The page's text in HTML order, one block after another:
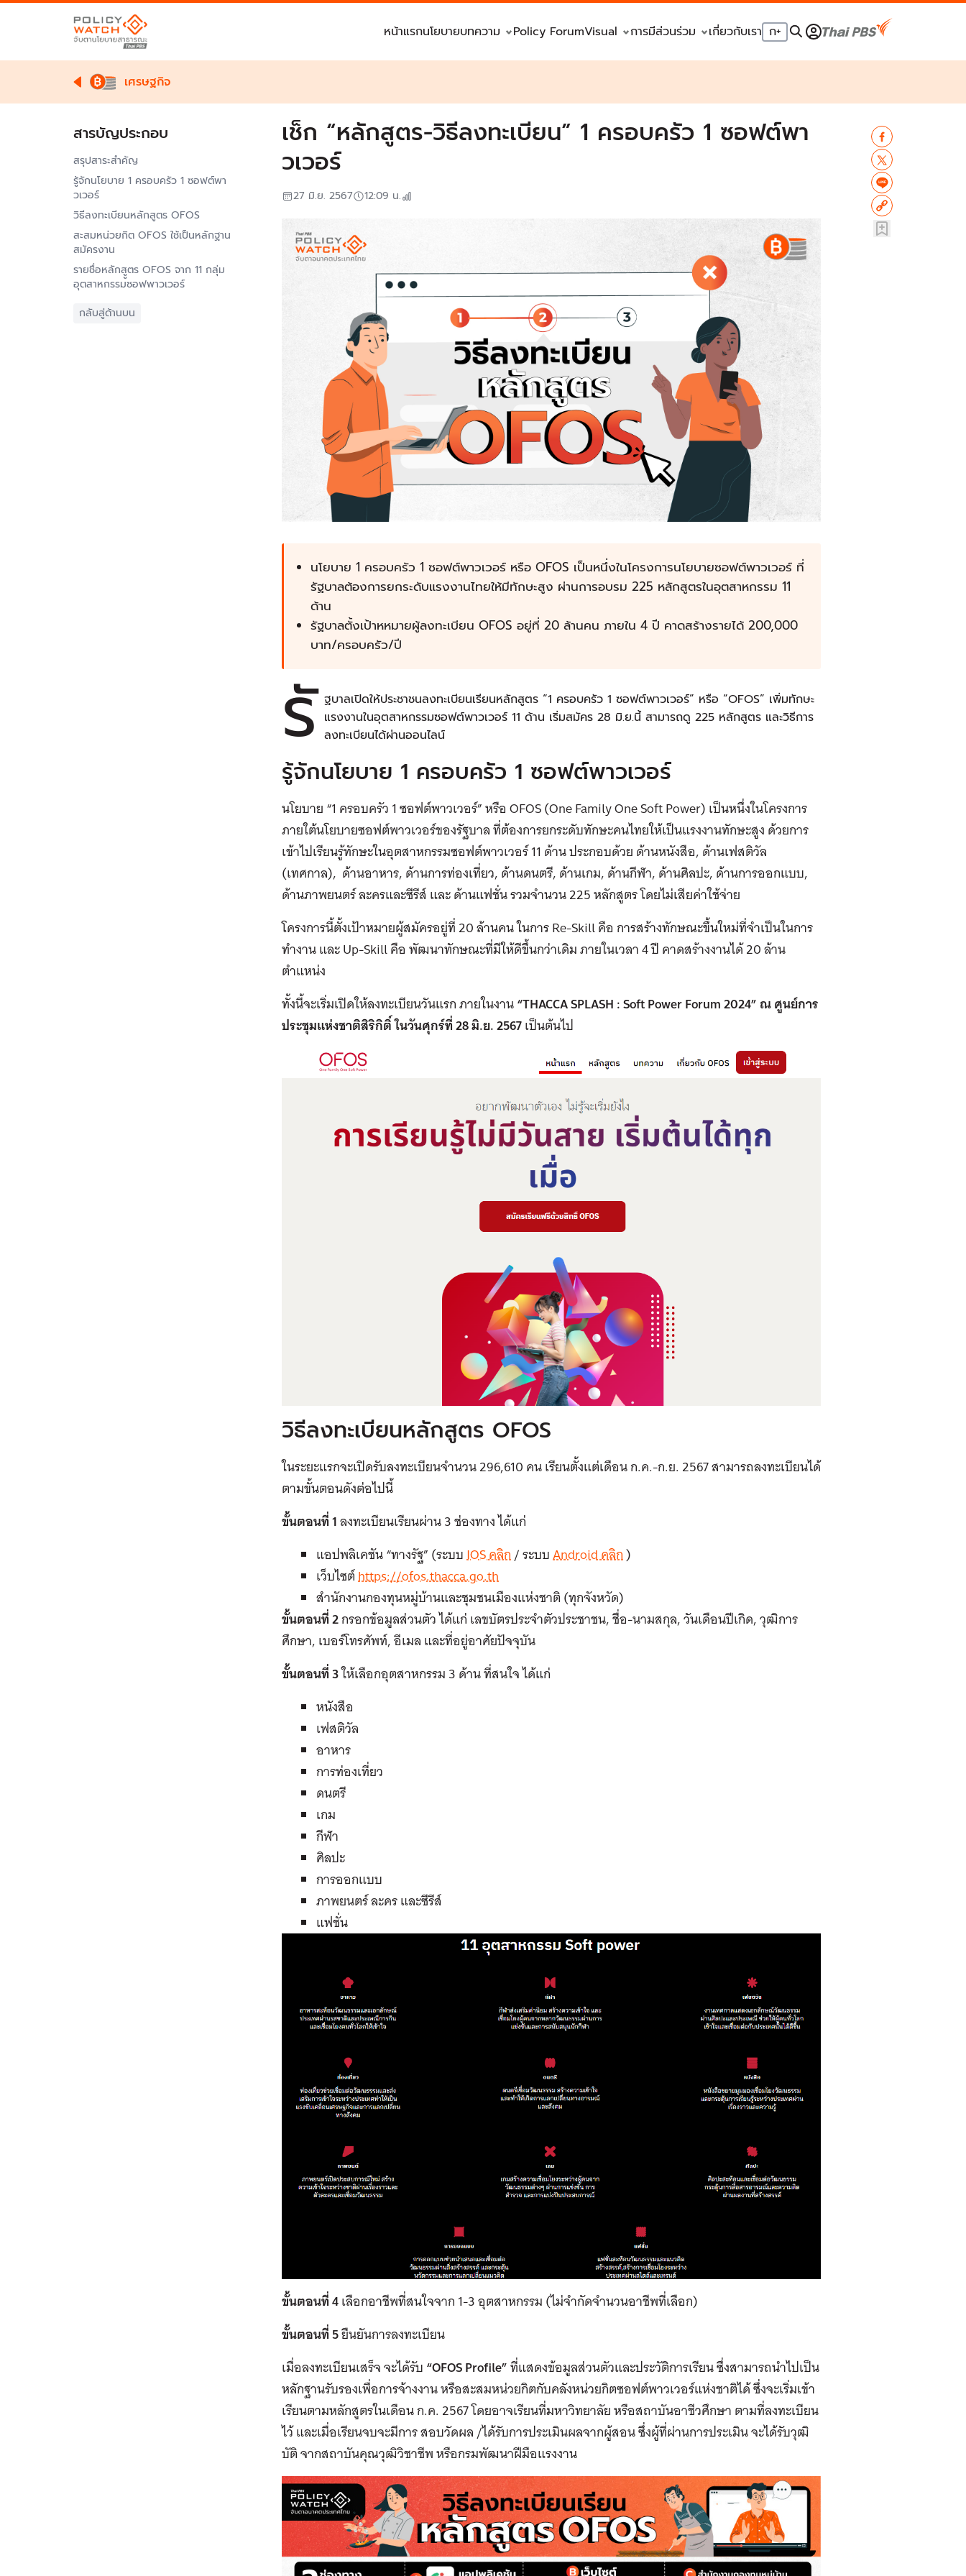
หน้าแรกนโยบายบทความ Policy ForumVisual การมีส่วนร่วม เกี่ยวกับเรา ก+
เศรษฐกิจ
สารบัญประกอบ
สรุปสาระสำคัญ
รู้จักนโยบาย 1 ครอบครัว 1 ซอฟต์พา
วเวอร์
วิธีลงทะเบียนหลักสูตร OFOS
สะสมหน่วยกิต OFOS ใช้เป็นหลักฐาน
สมัครงาน
รายชื่อหลักสููตร OFOS จาก 11 กลุ่ม
อุตสาหกรรมซอฟพาวเวอร์
กลับสู่ด้านบน
เช็ก “หลักสูตร-วิธีลงทะเบียน” 1 ครอบครัว 1 ซอฟต์พา
วเวอร์
27 มิ.ย. 2567 12:09 น.
นโยบาย 1 ครอบครัว 1 ซอฟต์พาวเวอร์ หรือ OFOS เป็นหนึ่งในโครงการนโยบายซอฟต์พาวเวอร์ ที่
รัฐบาลต้องการยกระดับแรงงานไทยให้มีทักษะสูง ผ่านการอบรม 225 หลักสูตรในอุตสาหกรรม 11
ด้าน
รัฐบาลตั้งเป้าหหมายผู้ลงทะเบียน OFOS อยู่ที่ 20 ล้านคน ภายใน 4 ปี คาดสร้างรายได้ 200,000
บาท/ครอบครัว/ปี
รั ฐบาลเปิดให้ประชาชนลงทะเบียนเรียนหลักสูตร “1 ครอบครัว 1 ซอฟต์พาวเวอร์” หรือ “OFOS” เพิ่มทักษะ
แรงงานในอุตสาหกรรมซอฟต์พาวเวอร์ 11 ด้าน เริ่มสมัคร 28 มิ.ย.นี้ สามารถดู 225 หลักสูตร และวิธีการ
ลงทะเบียนได้ผ่านออนไลน์
รู้จักนโยบาย 1 ครอบครัว 1 ซอฟต์พาวเวอร์
นโยบาย “1 ครอบครัว 1 ซอฟต์พาวเวอร์” หรือ OFOS (One Family One Soft Power) เป็นหนึ่งในโครงการ
ภายใต้นโยบายซอฟต์พาวเวอร์ของรัฐบาล ที่ต้องการยกระดับทักษะคนไทยให้เป็นแรงงานทักษะสูง ด้วยการ
เข้าไปเรียนรู้ทักษะในอุตสาหกรรมซอฟต์พาวเวอร์ 11 ด้าน ประกอบด้วย ด้านหนังสือ, ด้านเฟสติวัล
(เทศกาล), ด้านอาหาร, ด้านการท่องเที่ยว, ด้านดนตรี, ด้านเกม, ด้านกีฬา, ด้านศิลปะ, ด้านการออกแบบ,
ด้านภาพยนตร์ ละครและซีรีส์ และ ด้านแฟชั่น รวมจำนวน 225 หลักสูตร โดยไม่เสียค่าใช้จ่าย
โครงการนี้ตั้งเป้าหมายผู้สมัครอยู่ที่ 20 ล้านคน ในการ Re-Skill คือ การสร้างทักษณะขึ้นใหม่ที่จำเป็นในการ
ทำงาน และ Up-Skill คือ พัฒนาทักษณะที่มีให้ดีขึ้นกว่าเดิม ภายในเวลา 4 ปี คาดสร้างงานได้ 20 ล้าน
ตำแหน่ง
ทั้งนี้จะเริ่มเปิดให้ลงทะเบียนวันแรก ภายในงาน“THACCA SPLASH: Soft Power Forum 2024”ณ ศูนย์การ
ประชุมแห่งชาติสิริกิติ์ ในวันศุกร์ที่ 28มิ.ย. 2567เป็นต้นไป
วิธีลงทะเบียนหลักสูตร OFOS
ในระยะแรกจะเปิดรับลงทะเบียนจำนวน 296,610 คน เรียนตั้งแต่เดือน ก.ค.-ก.ย. 2567 สามารถลงทะเบียนได้
ตามขั้นตอนดังต่อไปนี้
ขั้นตอนที่ 1ลงทะเบียนเรียนผ่าน 3 ช่องทาง ได้แก่
แอปพลิเคชัน “ทางรัฐ” (ระบบIOS คลิก/ ระบบAndroid คลิก)
เว็บไซต์https://ofos.thacca.go.th
สำนักงานกองทุนหมู่บ้านและชุมชนเมืองแห่งชาติ (ทุกจังหวัด)
ขั้นตอนที่ 2กรอกข้อมูลส่วนตัว ได้แก่ เลขบัตรประจำตัวประชาชน, ชื่อ-นามสกุล, วันเดือนปีเกิด, วุฒิการ
ศึกษา, เบอร์โทรศัพท์, อีเมล และที่อยู่อาศัยปัจจุบัน
ขั้นตอนที่ 3ให้เลือกอุตสาหกรรม 3 ด้าน ที่สนใจ ได้แก่
หนังสือ
เฟสติวัล
อาหาร
การท่องเที่ยว
ดนตรี
เกม
กีฬา
ศิลปะ
การออกแบบ
ภาพยนตร์ ละคร และซีรีส์
แฟชั่น
ขั้นตอนที่ 4เลือกอาชีพที่สนใจจาก 1-3 อุตสาหกรรม (ไม่จำกัดจำนวนอาชีพที่เลือก)
ขั้นตอนที่ 5ยืนยันการลงทะเบียน
เมื่อลงทะเบียนเสร็จ จะได้รับ“OFOS Profile”ที่แสดงข้อมูลส่วนตัวและประวัติการเรียน ซึ่งสามารถนำไปเป็น
หลักฐานรับรองเพื่อการจ้างงาน หรือสะสมหน่วยกิตกับคลังหน่วยกิตซอฟต์พาวเวอร์แห่งชาติได้ ซึ่งจะเริ่มเข้า
เรียนตามหลักสูตรในเดือน ก.ค. 2567 โดยอาจเรียนที่มหาวิทยาลัย หรือสถาบันอาชีวศึกษา ตามที่ลงทะเบียน
ไว้ และเมื่อเรียนจบจะมีการ สอบวัดผล /ได้รับการประเมินผลจากผู้สอน ซึ่งผู้ที่ผ่านการประเมิน จะได้รับวุฒิ
บัติ จากสถาบันคุณวุฒิวิชาชีพ หรือกรมพัฒนาฝีมือแรงงาน